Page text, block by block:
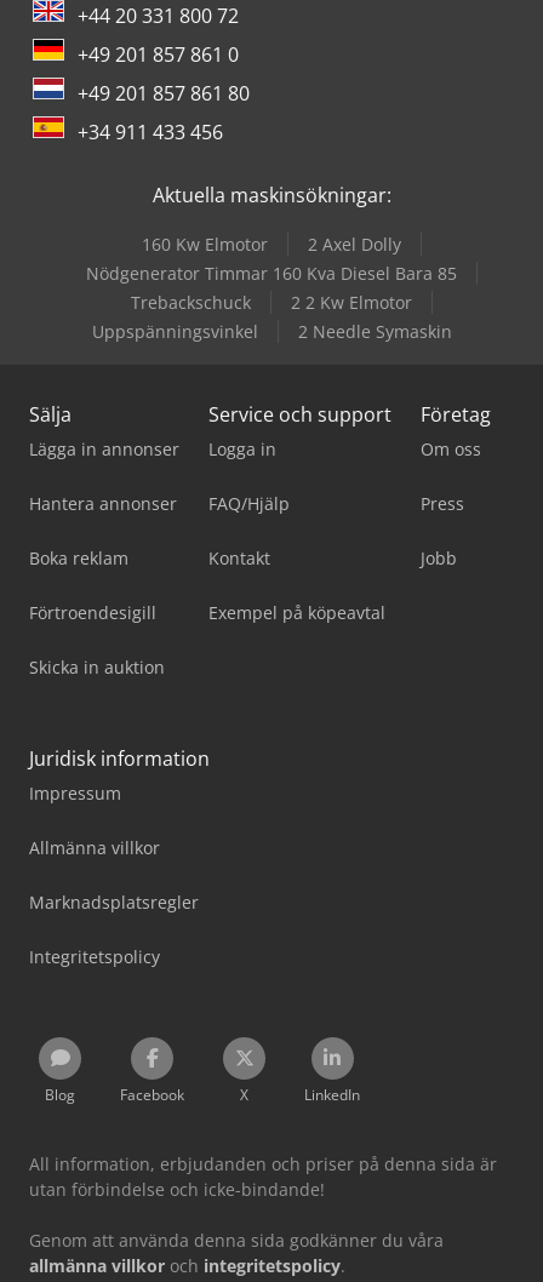
+44 20 331 800 72
+49 201 857 861 0
+49 201 857 861 80
+34 911 433 456
Aktuella maskinsökningar:
160 Kw Elmotor
2 Axel Dolly
Nödgenerator Timmar 160 Kva Diesel Bara 85
Trebackschuck
2 2 Kw Elmotor
Uppspänningsvinkel
2 Needle Symaskin
Sälja
Lägga in annonser
Hantera annonser
Boka reklam
Förtroendesigill
Skicka in auktion
Service och support
Logga in
FAQ/Hjälp
Kontakt
Exempel på köpeavtal
Företag
Om oss
Press
Jobb
Juridisk information
Impressum
Allmänna villkor
Marknadsplatsregler
Integritetspolicy
Blog Facebook X LinkedIn
All information, erbjudanden och priser på denna sida är
utan förbindelse och icke-bindande!
Genom att använda denna sida godkänner du våra
allmänna villkor och integritetspolicy.